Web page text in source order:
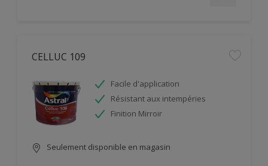
CELLUC 109
Facile d'application
Résistant aux intempéries
Finition Mirroir
Seulement disponible en magasin